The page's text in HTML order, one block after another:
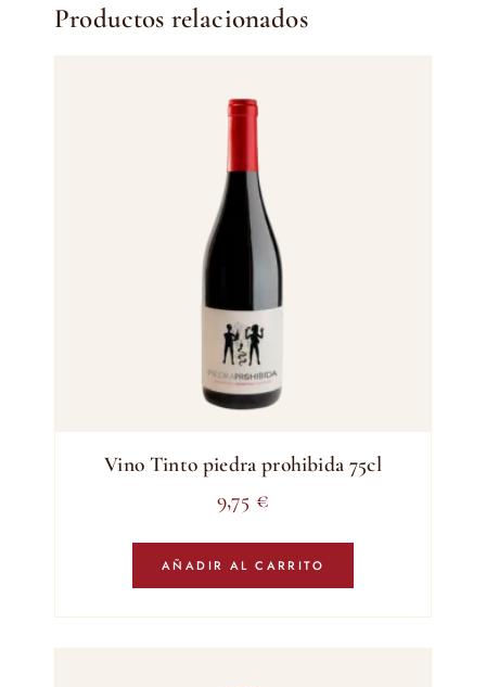
Productos relacionados
Vino Tinto piedra prohibida 75cl
9,75 €
AÑADIR AL CARRITO